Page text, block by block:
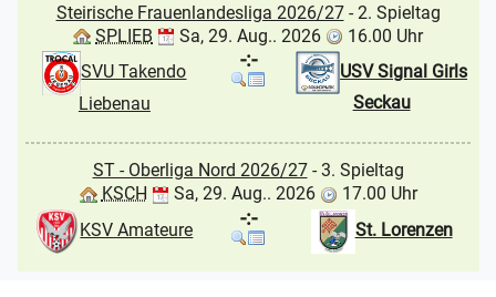
Steirische Frauenlandesliga 2026/27- 2. Spieltag
SPLIEB
Sa, 29. Aug.. 2026
16.00 Uhr
SVU Takendo
Liebenau
USV Signal Girls
Seckau
-:-
ST - Oberliga Nord 2026/27- 3. Spieltag
KSCH
Sa, 29. Aug.. 2026
17.00 Uhr
KSV Amateure
St. Lorenzen
-:-